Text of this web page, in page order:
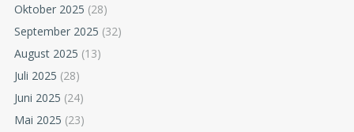
Oktober 2025 (28)
September 2025 (32)
August 2025 (13)
Juli 2025 (28)
Juni 2025 (24)
Mai 2025 (23)